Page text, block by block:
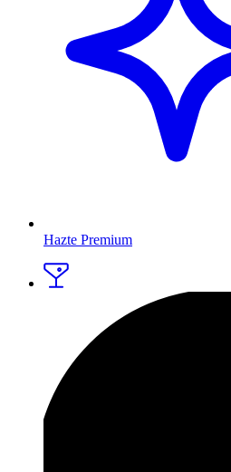
Hazte Premium